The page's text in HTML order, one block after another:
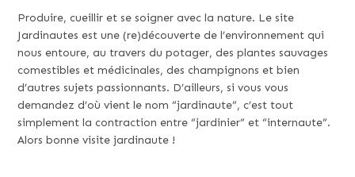
Produire, cueillir et se soigner avec la nature. Le site
Jardinautes est une (re)découverte de l’environnement qui
nous entoure, au travers du potager, des plantes sauvages
comestibles et médicinales, des champignons et bien
d’autres sujets passionnants. D’ailleurs, si vous vous
demandez d’où vient le nom “jardinaute”, c’est tout
simplement la contraction entre “jardinier” et “internaute”.
Alors bonne visite jardinaute !